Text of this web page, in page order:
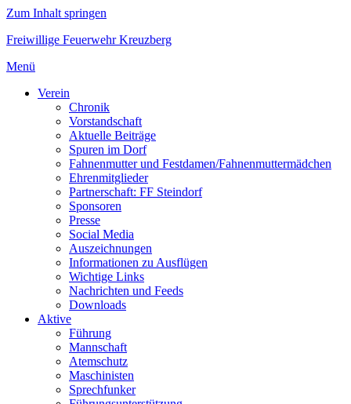
Zum Inhalt springen
Freiwillige Feuerwehr Kreuzberg
Menü
Verein
Chronik
Vorstandschaft
Aktuelle Beiträge
Spuren im Dorf
Fahnenmutter und Festdamen/Fahnenmuttermädchen
Ehrenmitglieder
Partnerschaft: FF Steindorf
Sponsoren
Presse
Social Media
Auszeichnungen
Informationen zu Ausflügen
Wichtige Links
Nachrichten und Feeds
Downloads
Aktive
Führung
Mannschaft
Atemschutz
Maschinisten
Sprechfunker